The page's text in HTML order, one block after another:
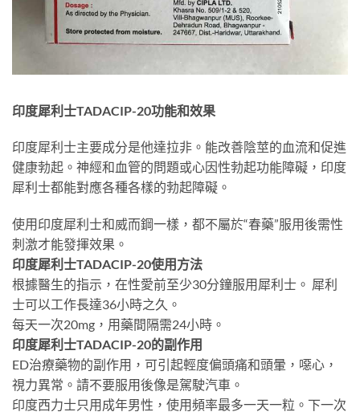
印度犀利士TADACIP-20功能和效果
印度犀利士主要成分是他達拉非。能改善陰莖的血流和促進
健康勃起。神經和血管的問題或心因性勃起功能障礙，印度
犀利士都能對應各種各樣的勃起障礙。
使用印度犀利士和威而鋼一樣，都不屬於“春藥”服用後需性
刺激才能發揮效果。
印度犀利士TADACIP-20使用方法
根據醫生的指示，在性愛前至少30分鐘服用犀利士。 犀利
士可以工作長達36小時之久。
每天一次20mg，用藥間隔需24小時。
印度犀利士TADACIP-20的副作用
ED治療藥物的副作用，可引起輕度偏頭痛和頭暈，噁心，
視力異常。請不要服用後像是駕駛汽車。
印度西力士只用成年男性，使用頻率最多一天一粒。下一次